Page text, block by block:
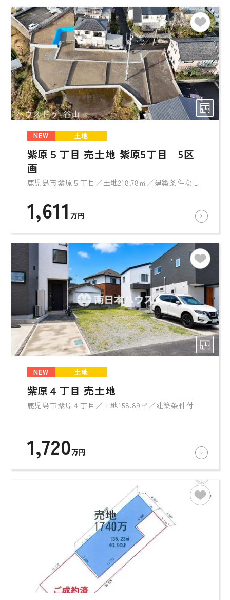
NEW 土地
紫原５丁目 売土地 紫原5丁目 5区
画
鹿児島市紫原５丁目／土地218.78㎡／建築条件なし
1,611 万円
NEW 土地
紫原４丁目 売土地
鹿児島市紫原４丁目／土地158.89㎡／建築条件付
1,720万円